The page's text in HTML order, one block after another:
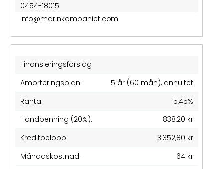
0454-18015
info@marinkompaniet.com
Finansieringsförslag
Amorteringsplan:
5 år (60 mån), annuitet
Ränta:
5,45%
Handpenning (20%):
838,20 kr
Kreditbelopp:
3.352,80 kr
Månadskostnad:
64 kr